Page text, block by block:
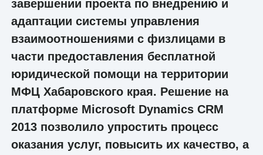
завершении проекта по внедрению и
адаптации системы управления
взаимоотношениями с физлицами в
части предоставления бесплатной
юридической помощи на территории
МФЦ Хабаровского края. Решение на
платформе Microsoft Dynamics CRM
2013 позволило упростить процесс
оказания услуг, повысить их качество, а